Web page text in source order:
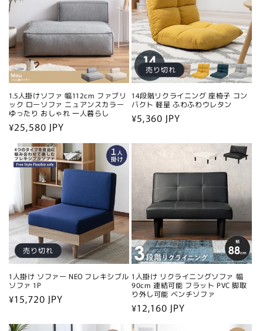
1.5人掛けソファ 幅112cm ファブリ
ック ローソファ ニュアンスカラー
ゆったり おしゃれ 一人暮らし
通
常
価
格
¥25,580 JPY
売り切れ
14段階リクライニング 座椅子 コン
パクト 軽量 ふわふわウレタン
通
価
¥5,360 JPY
売り切れ
1人掛け ソファー NEO フレキシブル
ソファ 1P
通
価
¥15,720 JPY
1人掛け リクライニングソファ 幅
90cm 連結可能 フラット PVC 脚取
り外し可能 ベンチソファ
通
常
¥12,160 JPY